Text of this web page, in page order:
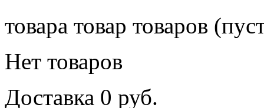
товара товар товаров
Нет товаров
Доставка 0 руб.